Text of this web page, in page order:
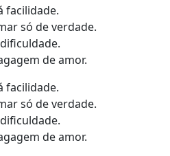
facilidade.
só de verdade.
de amor.
facilidade.
só de verdade.
de amor.